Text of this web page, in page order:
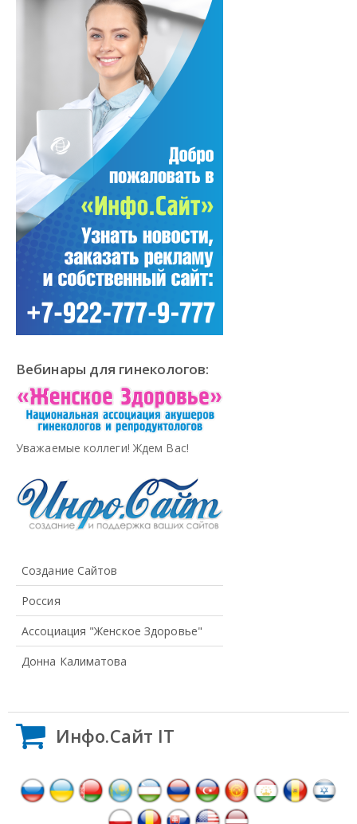
Вебинары для гинекологов:
Уважаемые коллеги! Ждем Вас!
Создание Сайтов
Россия
Ассоциация "Женское Здоровье"
Донна Калиматова
Инфо.Сайт IT